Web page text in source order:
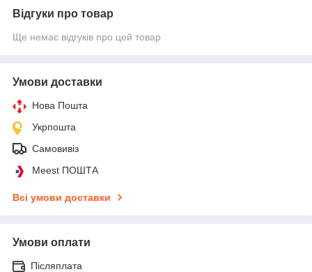
Відгуки про товар
Ще немає відгуків про цей товар
Умови доставки
Нова Пошта
Укрпошта
Самовивіз
Meest ПОШТА
Всі умови доставки
Умови оплати
Післяплата